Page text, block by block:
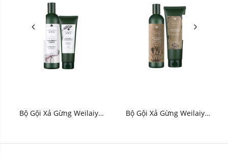
Bộ Gội Xả Gừng Weilaiya
Bộ Gội Xả Gừng Weilaiya